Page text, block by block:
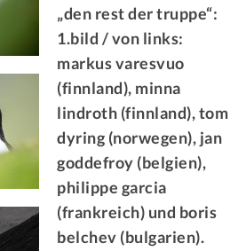
„den rest der truppe“:
1.bild / von links:
markus varesvuo
(finnland), minna
lindroth (finnland), tom
dyring (norwegen), jan
goddefroy (belgien),
philippe garcia
(frankreich) und boris
belchev (bulgarien).